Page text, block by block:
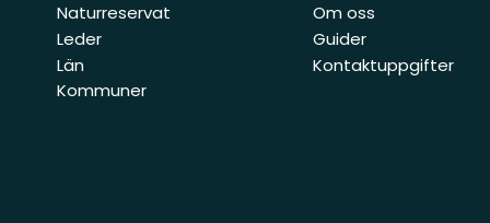
Naturreservat
Leder
Län
Kommuner
Om oss
Guider
Kontaktuppgifter